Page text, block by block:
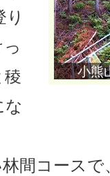
小熊
な
間コースで